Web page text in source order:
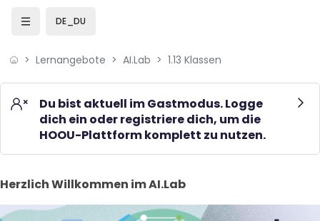
DE_DU
Lernangebote AI.Lab 1.13 Klassen
Du bist aktuell im Gastmodus. Logge
dich ein oder registriere dich, um die
HOOU-Plattform komplett zu nutzen.
Blöcke
Herzlich Willkommen im AI.Lab überspringen
Herzlich Willkommen im AI.Lab